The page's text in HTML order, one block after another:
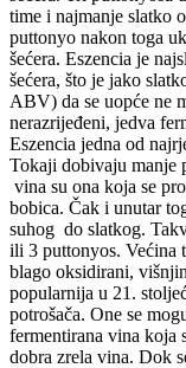
time i najmanje slatko
puttonyo nakon toga
šećera. Eszencia je
šećera, što je jako
ABV) da se uopće ne
nerazrijeđeni, jedva
Eszencia jedna od
Tokaji dobivaju manje
vina su ona koja se
bobica. Čak i unutar
suhog do slatkog.
ili 3 puttonyos. Većina
blago oksidirani,
popularnija u 21.
potrošača. One se
fermentirana vina koja
dobra zrela vina. Dok